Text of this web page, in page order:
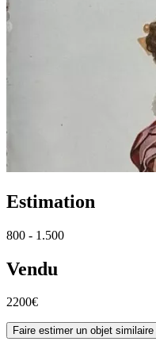
Estimation
800 - 1.500
Vendu
2200€
Faire estimer un objet similaire